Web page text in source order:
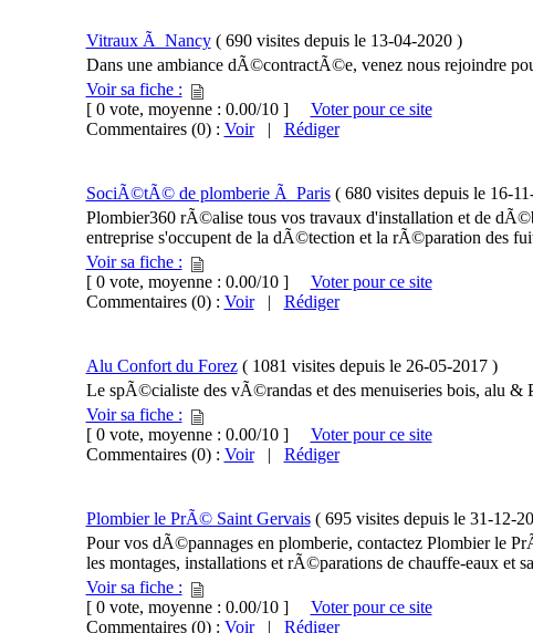
Vitraux Ã Nancy(690 visites depuis le 13-04-2020 )
Dans une ambiance dÃ©contractÃ©e, venez nous rejoindre
Voir sa fiche :
[ 0 vote, moyenne : 0.00/10 ] Voter pour ce site
Commentaires (0) : Voir| Rédiger
SociÃ©tÃ© de plomberie Ã Paris(680 visites depuis le 16-
Plombier360 rÃ©alise tous vos travaux d'installation et de
entreprise s'occupent de la dÃ©tection et la rÃ©paration des
Voir sa fiche :
[ 0 vote, moyenne : 0.00/10 ] Voter pour ce site
Commentaires (0) : Voir| Rédiger
Alu Confort du Forez(1081 visites depuis le 26-05-2017 )
Le spÃ©cialiste des vÃ©randas et des menuiseries bois, alu
Voir sa fiche :
[ 0 vote, moyenne : 0.00/10 ] Voter pour ce site
Commentaires (0) : Voir| Rédiger
Plombier le PrÃ© Saint Gervais(695 visites depuis le 31-12-
Pour vos dÃ©pannages en plomberie, contactez Plombier le
les montages, installations et rÃ©parations de chauffe-eaux et
Voir sa fiche :
[ 0 vote, moyenne : 0.00/10 ] Voter pour ce site
Commentaires (0) : Voir| Rédiger